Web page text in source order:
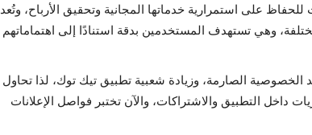
على استمرارية خدماتها المجانية وتحقيق الأرباح، وتُعد
وهي تستهدف المستخدمين بدقة استنادًا إلى اهتماماتهم
الخصوصية الصارمة، وزيادة شعبية تطبيق تيك توك، لذا تحاول
داخل التطبيق والاشتراكات، والآن تختبر فواصل الإعلانات